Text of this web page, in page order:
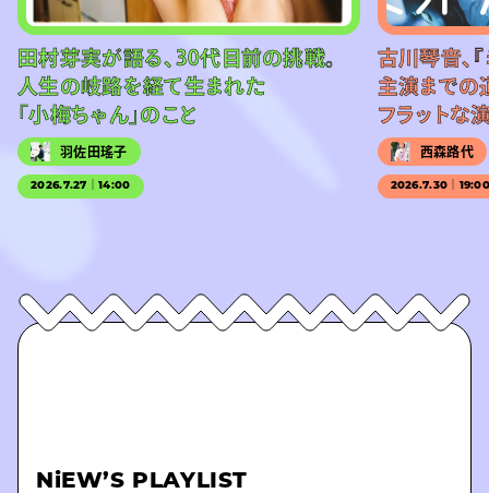
田村芽実が語る、30代目前の挑戦。
人生の岐路を経て生まれた
「小梅ちゃん」のこと
羽佐田瑤子
2026.7.27｜14:00
古川琴音、
主演までの
フラットな
西森路代
2026.7.30｜
NiEW’S PLAYLIST